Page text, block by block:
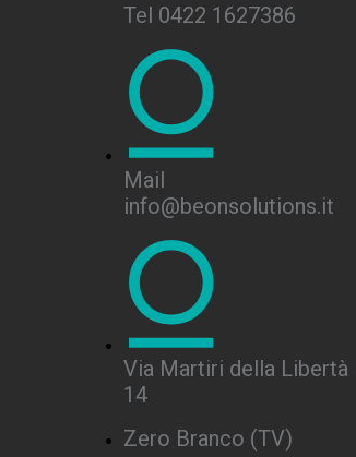
Tel 0422 1627386
Mail
info@beonsolutions.it
Via Martiri della Libertà
14
Zero Branco (TV)